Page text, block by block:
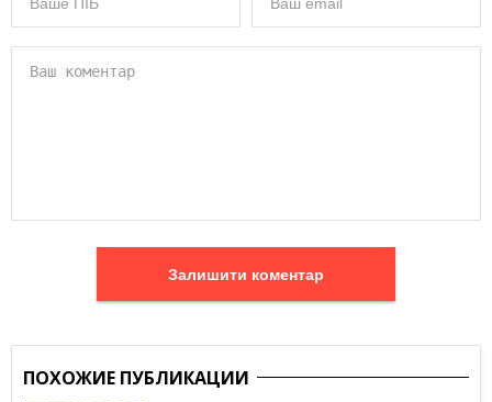
Залишити коментар
ПОХОЖИЕ ПУБЛИКАЦИИ